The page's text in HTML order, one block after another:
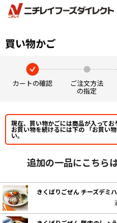
買い物かご
カートの確認 ご注文方法
の指定
現在、買い物かごには商品が入ってお
お買い物を続けるには下の 「お買い
い。
追加の一品にこちら
きくばりごぜん チーズデミ